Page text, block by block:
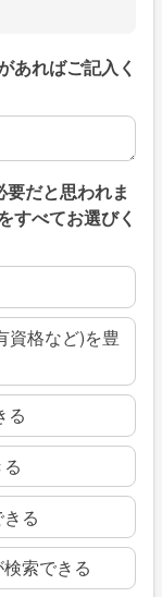
あればご記入く
あればご記入くだ
だと思われま
すべてお選びく
資格など)を豊
る
る
索できる